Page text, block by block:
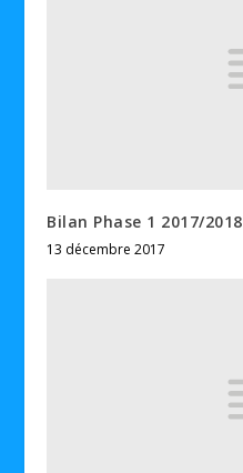
Bilan Phase 1 2017/2018
13 décembre 2017